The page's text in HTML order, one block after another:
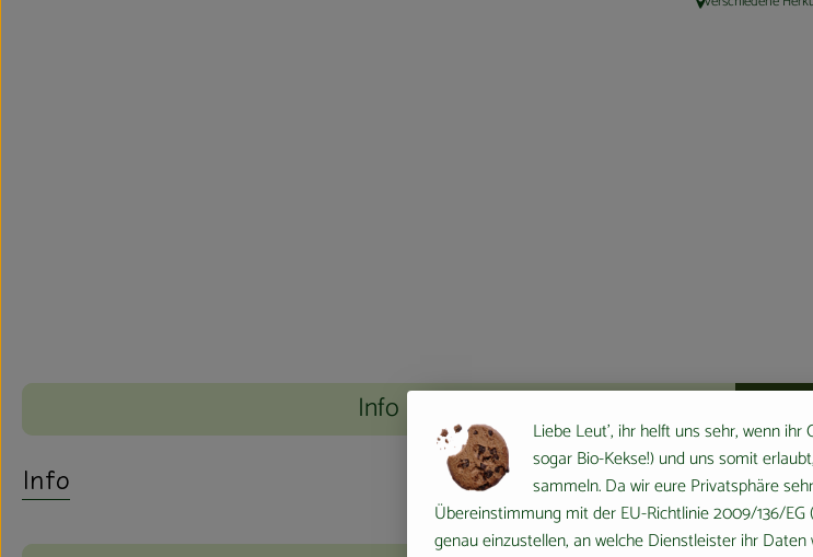
, Herkunft:
Info
Info
Liebe Leut', ihr helft uns sehr, wenn ihr
sogar Bio-Kekse!) und uns somit
sammeln. Da wir eure Privatsphäre
Übereinstimmung mit der EU-Richtlinie 2009/136/EG
genau einzustellen, an welche Dienstleister ihr Daten